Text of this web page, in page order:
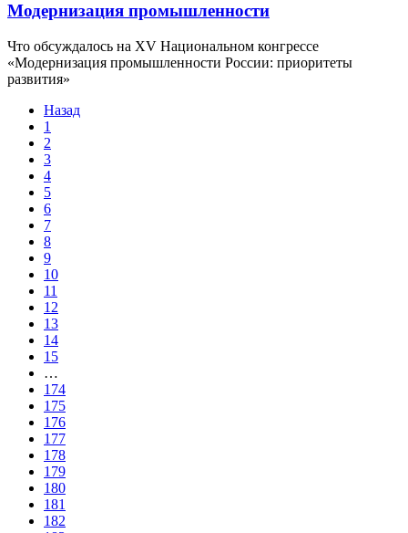
Модернизация промышленности
Что обсуждалось на XV Национальном конгрессе
«Модернизация промышленности России: приоритеты
развития»
Назад
1
2
3
4
5
6
7
8
9
10
11
12
13
14
15
…
174
175
176
177
178
179
180
181
182